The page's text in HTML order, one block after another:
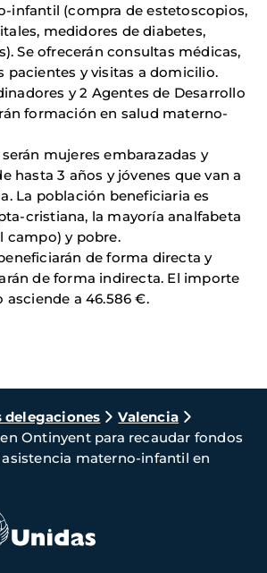
infantil (compra de estetoscopios,
medidores de diabetes,
Se ofrecerán consultas médicas,
pacientes y visitas a domicilio.
y 2 Agentes de Desarrollo
formación en salud materno-
mujeres embarazadas y
hasta 3 años y jóvenes que van a
La población beneficiaria es
cristiana, la mayoría analfabeta
campo) y pobre.
de forma directa y
de forma indirecta. El importe
a 46.586 €.
delegaciones
Valencia
Ontinyent para recaudar fondos
materno-infantil en